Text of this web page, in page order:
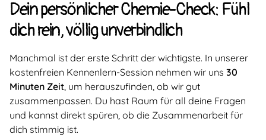
Dein persönlicher Chemie-Check: Fühl
dich rein, völlig unverbindlich
Manchmal ist der erste Schritt der wichtigste. In unserer
kostenfreien Kennenlern-Session nehmen wir uns 30
Minuten Zeit, um herauszufinden, ob wir gut
zusammenpassen. Du hast Raum für all deine Fragen
und kannst direkt spüren, ob die Zusammenarbeit für
dich stimmig ist.